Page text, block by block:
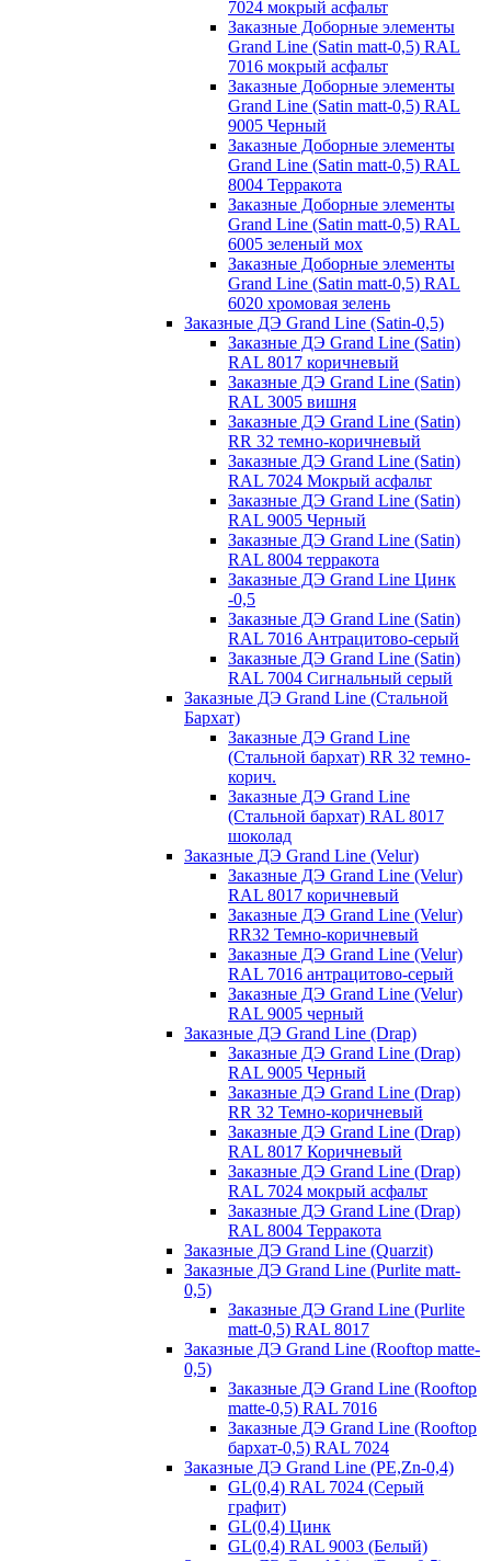
7024 мокрый асфальт
Заказные Доборные элементы
Grand Line (Satin matt-0,5) RAL
7016 мокрый асфальт
Заказные Доборные элементы
Grand Line (Satin matt-0,5) RAL
9005 Черный
Заказные Доборные элементы
Grand Line (Satin matt-0,5) RAL
8004 Терракота
Заказные Доборные элементы
Grand Line (Satin matt-0,5) RAL
6005 зеленый мох
Заказные Доборные элементы
Grand Line (Satin matt-0,5) RAL
6020 хромовая зелень
Заказные ДЭ Grand Line (Satin-0,5)
Заказные ДЭ Grand Line (Satin)
RAL 8017 коричневый
Заказные ДЭ Grand Line (Satin)
RAL 3005 вишня
Заказные ДЭ Grand Line (Satin)
RR 32 темно-коричневый
Заказные ДЭ Grand Line (Satin)
RAL 7024 Мокрый асфальт
Заказные ДЭ Grand Line (Satin)
RAL 9005 Черный
Заказные ДЭ Grand Line (Satin)
RAL 8004 терракота
Заказные ДЭ Grand Line Цинк
-0,5
Заказные ДЭ Grand Line (Satin)
RAL 7016 Антрацитово-серый
Заказные ДЭ Grand Line (Satin)
RAL 7004 Сигнальный серый
Заказные ДЭ Grand Line (Стальной
Бархат)
Заказные ДЭ Grand Line
(Стальной бархат) RR 32 темно-
корич.
Заказные ДЭ Grand Line
(Стальной бархат) RAL 8017
шоколад
Заказные ДЭ Grand Line (Velur)
Заказные ДЭ Grand Line (Velur)
RAL 8017 коричневый
Заказные ДЭ Grand Line (Velur)
RR32 Темно-коричневый
Заказные ДЭ Grand Line (Velur)
RAL 7016 антрацитово-серый
Заказные ДЭ Grand Line (Velur)
RAL 9005 черный
Заказные ДЭ Grand Line (Drap)
Заказные ДЭ Grand Line (Drap)
RAL 9005 Черный
Заказные ДЭ Grand Line (Drap)
RR 32 Темно-коричневый
Заказные ДЭ Grand Line (Drap)
RAL 8017 Коричневый
Заказные ДЭ Grand Line (Drap)
RAL 7024 мокрый асфальт
Заказные ДЭ Grand Line (Drap)
RAL 8004 Терракота
Заказные ДЭ Grand Line (Quarzit)
Заказные ДЭ Grand Line (Purlite matt-
0,5)
Заказные ДЭ Grand Line (Purlite
matt-0,5) RAL 8017
Заказные ДЭ Grand Line (Rooftop matte-
0,5)
Заказные ДЭ Grand Line (Rooftop
matte-0,5) RAL 7016
Заказные ДЭ Grand Line (Rooftop
бархат-0,5) RAL 7024
Заказные ДЭ Grand Line (PE,Zn-0,4)
GL(0,4) RAL 7024 (Серый
графит)
GL(0,4) Цинк
GL(0,4) RAL 9003 (Белый)